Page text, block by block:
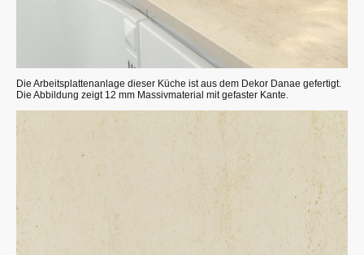
Die Arbeitsplattenanlage dieser Küche ist aus dem Dekor Danae gefertigt.
Die Abbildung zeigt 12 mm Massivmaterial mit gefaster Kante.